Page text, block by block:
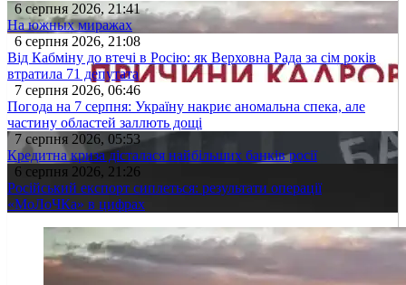
6 серпня 2026, 21:41
На южных миражах
6 серпня 2026, 21:08
Від Кабміну до втечі в Росію: як Верховна Рада за сім років
втратила 71 депутата
7 серпня 2026, 06:46
Погода на 7 серпня: Україну накриє аномальна спека, але
частину областей заллють дощі
7 серпня 2026, 05:53
Кредитна криза дісталася найбільших банків росії
6 серпня 2026, 21:26
Російський експорт сиплеться: результати операції
«МоЛоЧКа» в цифрах